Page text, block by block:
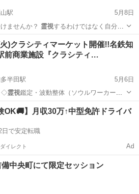
駅
5月8日
ませんか？ 霊視するわけではなく自分自
その他
)クラシティマーケット開催!!名鉄知
前商業施設『クラシティ…
半田駅
5月6日
◇霊視鑑定・波動整体（ソウルワーカー榊
田駅 ワークショップ 商業施設
OK🚚】月収30万↑中型免許ドライバ
日で安定転職
イレクト Ad
備中央町にて限定セッション